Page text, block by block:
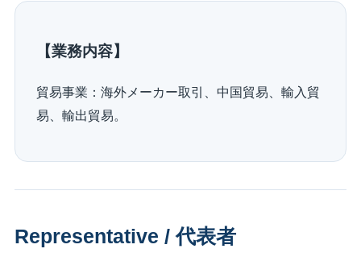
【業務内容】
貿易事業：海外メーカー取引、中国貿易、輸入貿
易、輸出貿易。
Representative / 代表者